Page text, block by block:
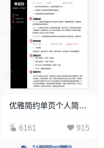
优雅简约单页个人简历word文档(5)
6161 915